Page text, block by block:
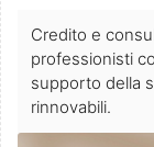
Credito e
professionisti
supporto della
rinnovabili.